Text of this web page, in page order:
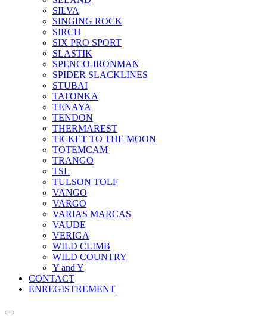
SILVA
SINGING ROCK
SIRCH
SIX PRO SPORT
SLASTIK
SPENCO-IRONMAN
SPIDER SLACKLINES
STUBAI
TATONKA
TENAYA
TENDON
THERMAREST
TICKET TO THE MOON
TOTEMCAM
TRANGO
TSL
TULSON TOLF
VANGO
VARGO
VARIAS MARCAS
VAUDE
VERIGA
WILD CLIMB
WILD COUNTRY
Y and Y
CONTACT
ENREGISTREMENT